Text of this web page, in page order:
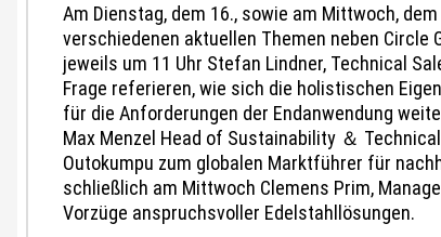
Am Dienstag, dem 16., sowie am Mittwoch,
verschiedenen aktuellen Themen neben Circle
jeweils um 11 Uhr Stefan Lindner, Technical
Frage referieren, wie sich die holistischen
für die Anforderungen der Endanwendung
Max Menzel Head of Sustainability ＆
Outokumpu zum globalen Marktführer für
schließlich am Mittwoch Clemens Prim,
Vorzüge anspruchsvoller Edelstahllösungen.